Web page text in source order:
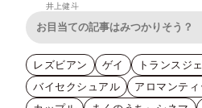
井上健斗
レズビアン ゲイ
トランスジ
バイセクシュアル
アロマンティ